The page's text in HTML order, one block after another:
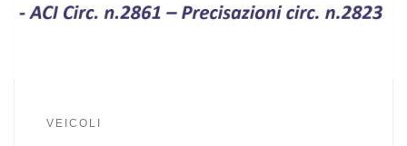
VEICOLI